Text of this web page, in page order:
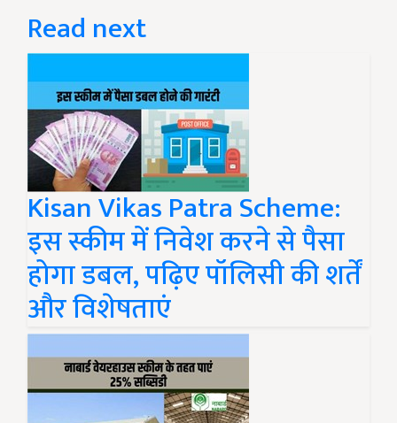
Read next
Kisan Vikas Patra Scheme:
इस स्कीम में निवेश करने से पैसा
होगा डबल, पढ़िए पॉलिसी की शर्तें
और विशेषताएं